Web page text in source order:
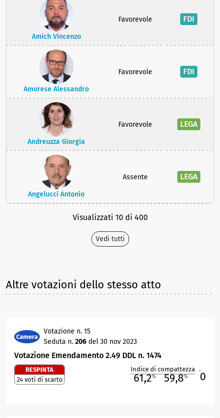
Amich Vincenzo
Favorevole FDI
Amorese Alessandro
Favorevole FDI
Andreuzza Giorgia
Favorevole LEGA
Angelucci Antonio
Assente LEGA
Visualizzati 10 di 400
Vedi tutti
Altre votazioni dello stesso atto
Camera
Votazione n. 15
Seduta n. 206 del 30 nov 2023
Votazione Emendamento 2.49 DDL n. 1474
RESPINTA
24 voti di scarto
Indice di compattezza
61,2% 59,8% 0